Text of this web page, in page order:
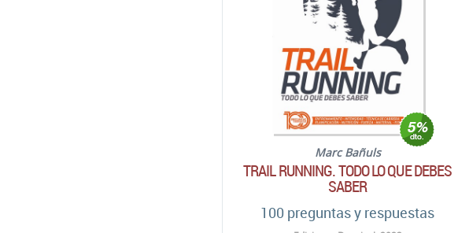
Marc Bañuls
TRAIL RUNNING. TODO LO QUE DEBES
SABER
100 preguntas y respuestas